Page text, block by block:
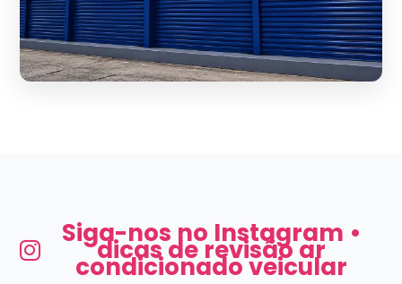
Siga-nos no Instagram •
dicas de revisão ar
condicionado veicular